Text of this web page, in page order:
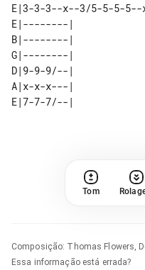
E|3-3-3--x--3/5-5-5-
E|--------|
B|--------|
G|--------|
D|9-9-9/--|
A|x-x-x---|
Tom
Composição: Thomas Flowers,
Essa informação está errada?